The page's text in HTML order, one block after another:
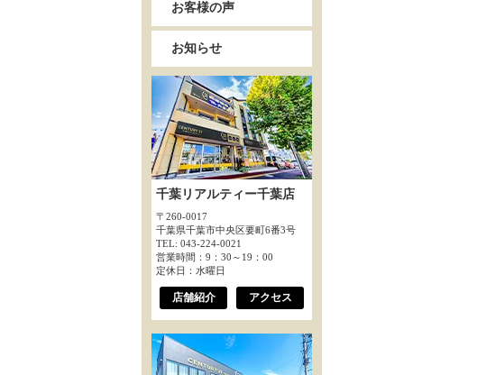
お客様の声
お知らせ
千葉リアルティー千葉店
〒260-0017
千葉県千葉市中央区要町6番3号
TEL: 043-224-0021
営業時間：9：30～19：00
定休日：水曜日
店舗紹介 アクセス